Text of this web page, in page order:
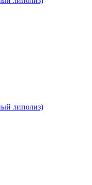
липолиз)